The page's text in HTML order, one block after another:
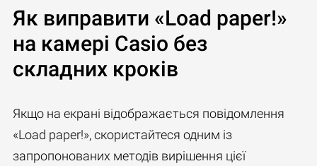
Як виправити «Load paper!»
на камері Casio без
складних кроків
Якщо на екрані відображається повідомлення
«Load paper!», скористайтеся одним із
запропонованих методів вирішення цієї